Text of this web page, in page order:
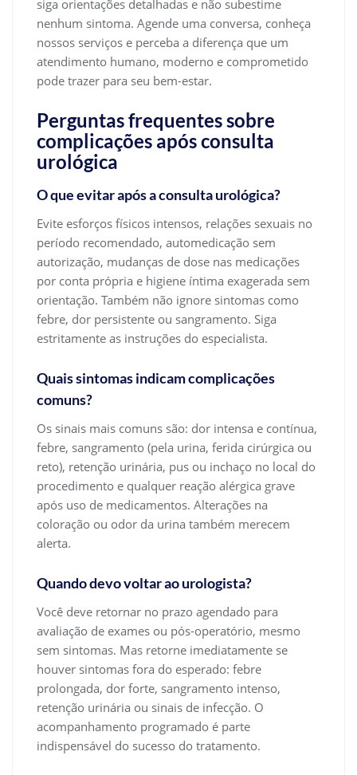
siga orientações detalhadas e não subestime
nenhum sintoma. Agende uma conversa, conheça
nossos serviços e perceba a diferença que um
atendimento humano, moderno e comprometido
pode trazer para seu bem-estar.
Perguntas frequentes sobre
complicações após consulta
urológica
O que evitar após a consulta urológica?
Evite esforços físicos intensos, relações sexuais no
período recomendado, automedicação sem
autorização, mudanças de dose nas medicações
por conta própria e higiene íntima exagerada sem
orientação. Também não ignore sintomas como
febre, dor persistente ou sangramento. Siga
estritamente as instruções do especialista.
Quais sintomas indicam complicações
comuns?
Os sinais mais comuns são: dor intensa e contínua,
febre, sangramento (pela urina, ferida cirúrgica ou
reto), retenção urinária, pus ou inchaço no local do
procedimento e qualquer reação alérgica grave
após uso de medicamentos. Alterações na
coloração ou odor da urina também merecem
alerta.
Quando devo voltar ao urologista?
Você deve retornar no prazo agendado para
avaliação de exames ou pós-operatório, mesmo
sem sintomas. Mas retorne imediatamente se
houver sintomas fora do esperado: febre
prolongada, dor forte, sangramento intenso,
retenção urinária ou sinais de infecção. O
acompanhamento programado é parte
indispensável do sucesso do tratamento.